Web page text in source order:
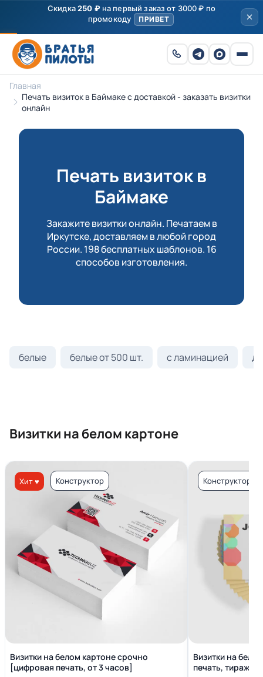
Скидка250 ₽на первый заказ от 3000 ₽ по
промокоду
ПРИВЕТ
Главная
Печать визиток в Баймаке с доставкой - заказать визитки
онлайн
Печать визиток в
Баймаке
Закажите визитки онлайн. Печатаем в
Иркутске, доставляем в любой город
России. 198 бесплатных шаблонов. 16
способов изготовления.
белые белые от 500 шт. с ламинацией
Визитки на белом картоне
Хит ♥ Конструктор
Визитки на белом картоне срочно
[цифровая печать, от 3 часов]
Конструктор
Визитки на
печать, тираж